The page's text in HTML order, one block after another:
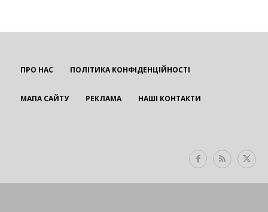
ПРО НАС ПОЛІТИКА КОНФІДЕНЦІЙНОСТІ
МАПА САЙТУ РЕКЛАМА НАШІ КОНТАКТИ